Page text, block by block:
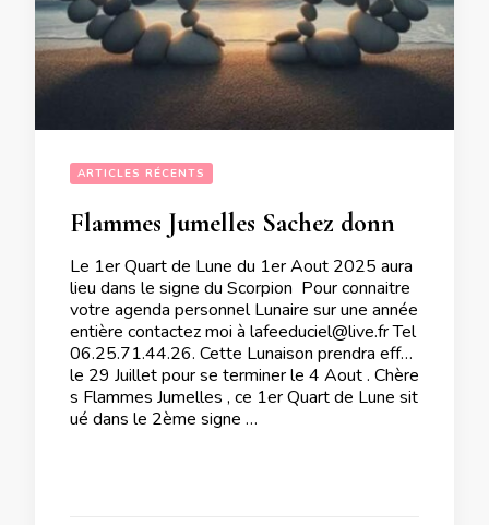
ARTICLES RÉCENTS
Le 1er Quart de Lune du 1er Aout 2025 aura
lieu dans le signe du Scorpion Pour connaitre
votre agenda personnel Lunaire sur une année
entière contactez moi à lafeeduciel@live.fr Tel
06.25.71.44.26. Cette Lunaison prendra effet
le 29 Juillet pour se terminer le 4 Aout . Chère
s Flammes Jumelles , ce 1er Quart de Lune sit
ué dans le 2ème signe …